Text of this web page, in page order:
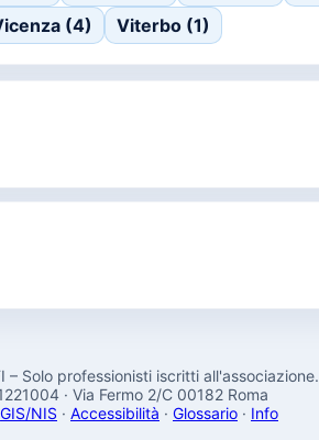
(4) Viterbo (1)
Solo professionisti iscritti all'associazione.
· Via Fermo 2/C 00182 Roma
GIS/NIS · Accessibilità · Glossario · Info